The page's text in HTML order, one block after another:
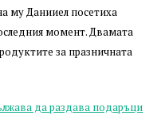
му Данииел посетиха
момент. Двамата
за празничната
да раздава подаръци